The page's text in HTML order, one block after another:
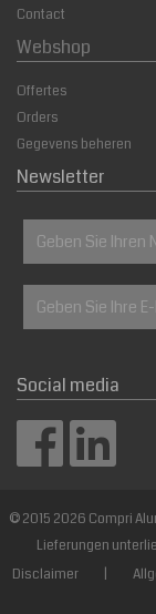
Contact
Webshop
Offertes
Orders
Gegevens beheren
Newsletter
Social media
© 2015 2026 Compri
Lieferungen
Disclaimer